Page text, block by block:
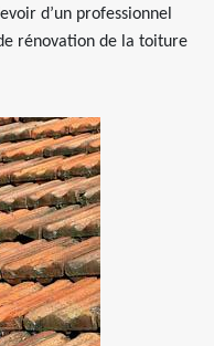
d’un professionnel
rénovation de la toiture